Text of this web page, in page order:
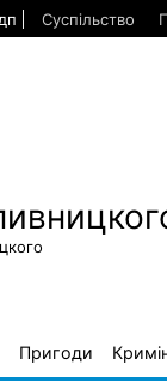
Суспільство
Пригоди